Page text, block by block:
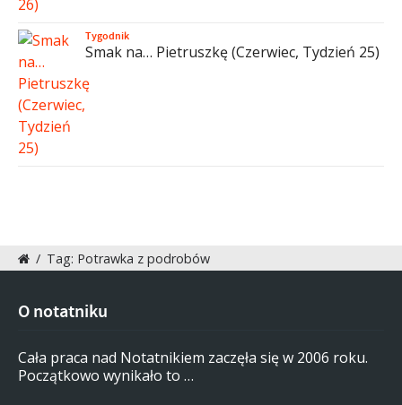
Tygodnik
Smak na… Pietruszkę (Czerwiec, Tydzień 25)
/ Tag: Potrawka z podrobów
O notatniku
Cała praca nad Notatnikiem zaczęła się w 2006 roku.
Początkowo wynikało to …